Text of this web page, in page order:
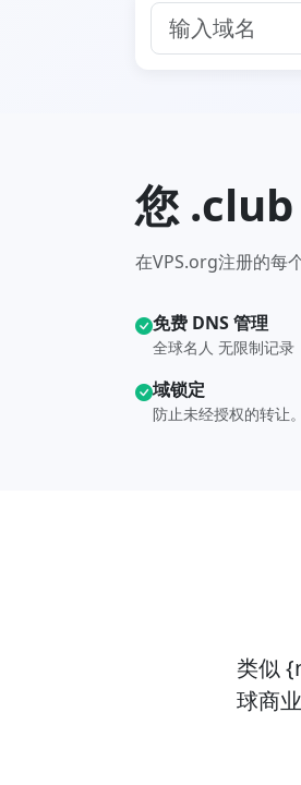
您 .club
在VPS.org注册的每
免费 DNS 管理
全球名人 无限制记录
域锁定
防止未经授权的转让。
类似
球商